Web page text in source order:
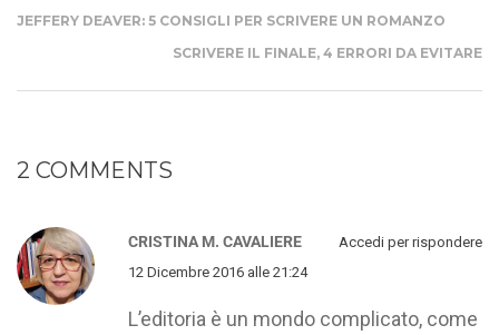
JEFFERY DEAVER: 5 CONSIGLI PER SCRIVERE UN ROMANZO
SCRIVERE IL FINALE, 4 ERRORI DA EVITARE
2 COMMENTS
CRISTINA M. CAVALIERE
12 Dicembre 2016 alle 21:24
L’editoria è un mondo complicato, come
Accedi per rispondere